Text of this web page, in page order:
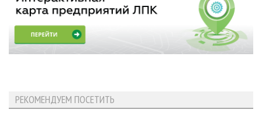
РЕКОМЕНДУЕМ ПОСЕТИТЬ